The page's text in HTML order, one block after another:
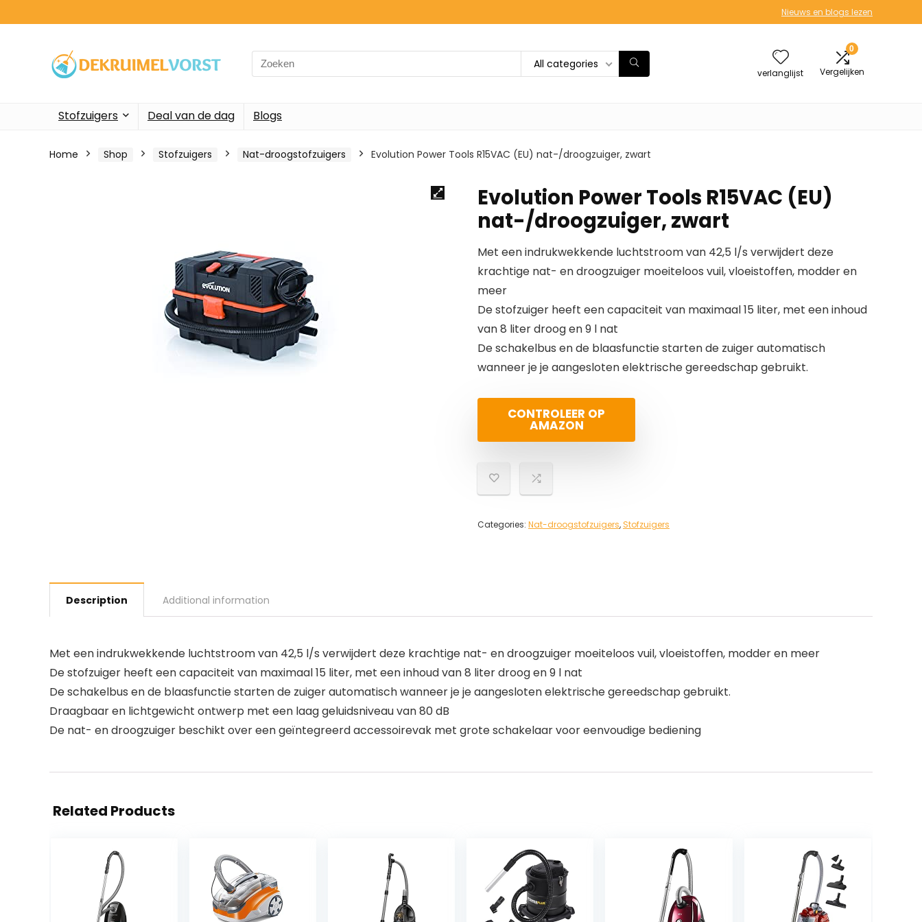
Nieuws en blogs lezen
Search
for:
All categories
verlanglijst
0
Vergelijken
Stofzuigers Deal van de dag Blogs
Home Shop Stofzuigers Nat-droogstofzuigers Evolution Power Tools R15VAC (EU) nat-/droogzuiger, zwart
Evolution Power Tools R15VAC (EU)
nat-/droogzuiger, zwart
Met een indrukwekkende luchtstroom van 42,5 l/s verwijdert deze
krachtige nat- en droogzuiger moeiteloos vuil, vloeistoffen, modder en
meer
De stofzuiger heeft een capaciteit van maximaal 15 liter, met een inhoud
van 8 liter droog en 9 l nat
De schakelbus en de blaasfunctie starten de zuiger automatisch
wanneer je je aangesloten elektrische gereedschap gebruikt.
CONTROLEER OP
AMAZON
Categories: Nat-droogstofzuigers, Stofzuigers
Description Additional information
Met een indrukwekkende luchtstroom van 42,5 l/s verwijdert deze krachtige nat- en droogzuiger moeiteloos vuil, vloeistoffen, modder en meer
De stofzuiger heeft een capaciteit van maximaal 15 liter, met een inhoud van 8 liter droog en 9 l nat
De schakelbus en de blaasfunctie starten de zuiger automatisch wanneer je je aangesloten elektrische gereedschap gebruikt.
Draagbaar en lichtgewicht ontwerp met een laag geluidsniveau van 80 dB
De nat- en droogzuiger beschikt over een geïntegreerd accessoirevak met grote schakelaar voor eenvoudige bediening
Related Products